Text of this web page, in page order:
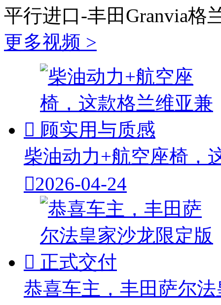
平行进口-丰田Granvia格
更多视频 >

柴油动力+航空座椅，
2026-04-24

恭喜车主，丰田萨尔